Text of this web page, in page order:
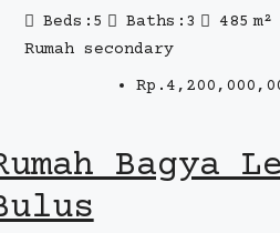
Beds: 5 Baths: 3 485 m²
Rumah secondary
Bagya